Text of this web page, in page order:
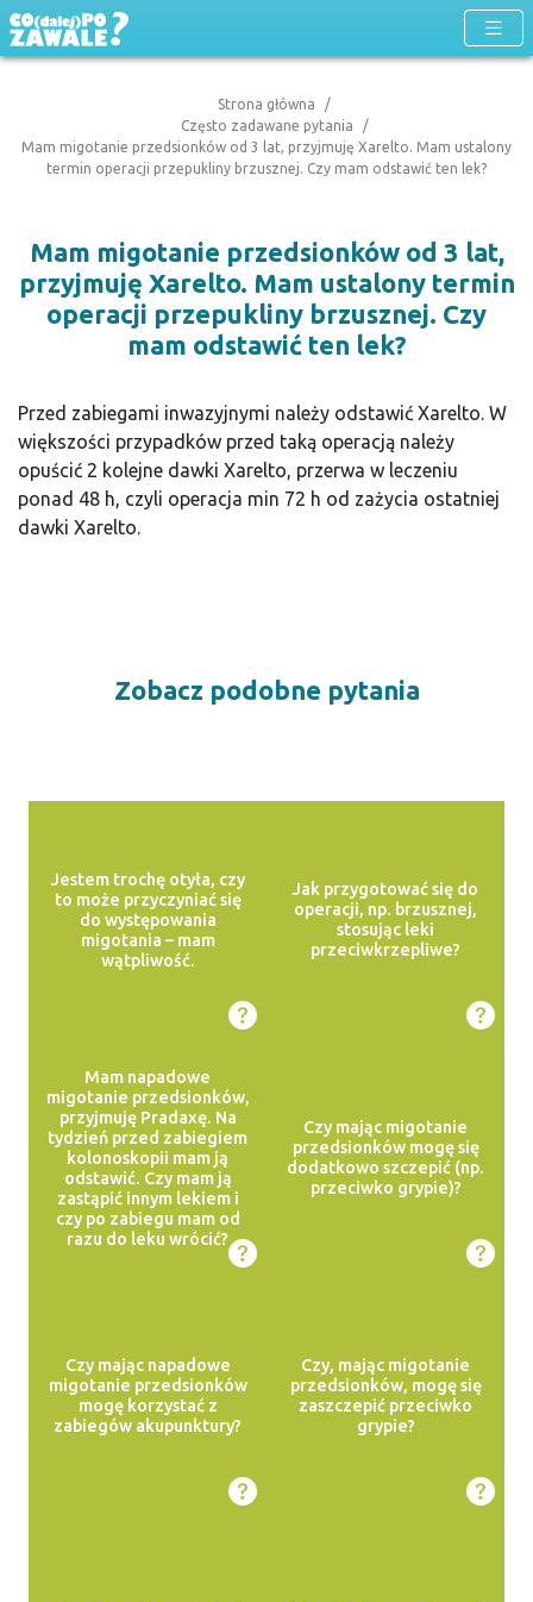
Strona główna
Często zadawane pytania
Mam migotanie przedsionków od 3 lat, przyjmuję Xarelto. Mam ustalony
termin operacji przepukliny brzusznej. Czy mam odstawić ten lek?
Mam migotanie przedsionków od 3 lat,
przyjmuję Xarelto. Mam ustalony termin
operacji przepukliny brzusznej. Czy
mam odstawić ten lek?
Przed zabiegami inwazyjnymi należy odstawić Xarelto. W
większości przypadków przed taką operacją należy
opuścić 2 kolejne dawki Xarelto, przerwa w leczeniu
ponad 48 h, czyli operacja min 72 h od zażycia ostatniej
dawki Xarelto.
Zobacz podobne pytania
Jestem trochę otyła, czy
to może przyczyniać się
do występowania
migotania – mam
wątpliwość.
Jak przygotować się do
operacji, np. brzusznej,
stosując leki
przeciwkrzepliwe?
Mam napadowe
migotanie przedsionków,
przyjmuję Pradaxę. Na
tydzień przed zabiegiem
kolonoskopii mam ją
odstawić. Czy mam ją
zastąpić innym lekiem i
czy po zabiegu mam od
razu do leku wrócić?
Czy mając migotanie
przedsionków mogę się
dodatkowo szczepić (np.
przeciwko grypie)?
Czy mając napadowe
migotanie przedsionków
mogę korzystać z
zabiegów akupunktury?
Czy, mając migotanie
przedsionków, mogę się
zaszczepić przeciwko
grypie?